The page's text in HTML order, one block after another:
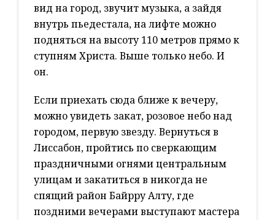
вид на город, звучит музыка, а зайдя
внутрь пьедестала, на лифте можно
подняться на высоту 110 метров прямо к
ступням Христа. Выше только небо. И
он.
Если приехать сюда ближе к вечеру,
можно увидеть закат, розовое небо над
городом, первую звезду. Вернуться в
Лиссабон, пройтись по сверкающим
праздничными огнями центральным
улицам и закатиться в никогда не
спящий район Байрру Алту, где
поздними вечерами выступают мастера